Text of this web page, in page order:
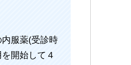
服薬(受診時
開始して４